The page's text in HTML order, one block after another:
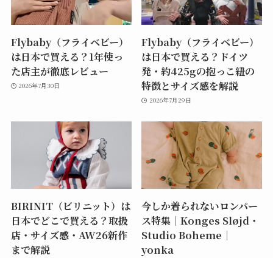
Flybaby（フライベビー）
は日本で買える？1年使っ
た店主が徹底レビュー
2026年7月30日
Flybaby（フライベビー）
は日本で買える？ドイツ
発・約425gの抱っこ紐の
特徴とサイズ感を解説
2026年7月29日
BIRINIT（ビリニット）は
日本でどこで買える？取扱
店・サイズ感・AW26新作
まで解説
今しか着られないロンパー
ス特集｜Konges Sløjd・
Studio Boheme｜
yonka